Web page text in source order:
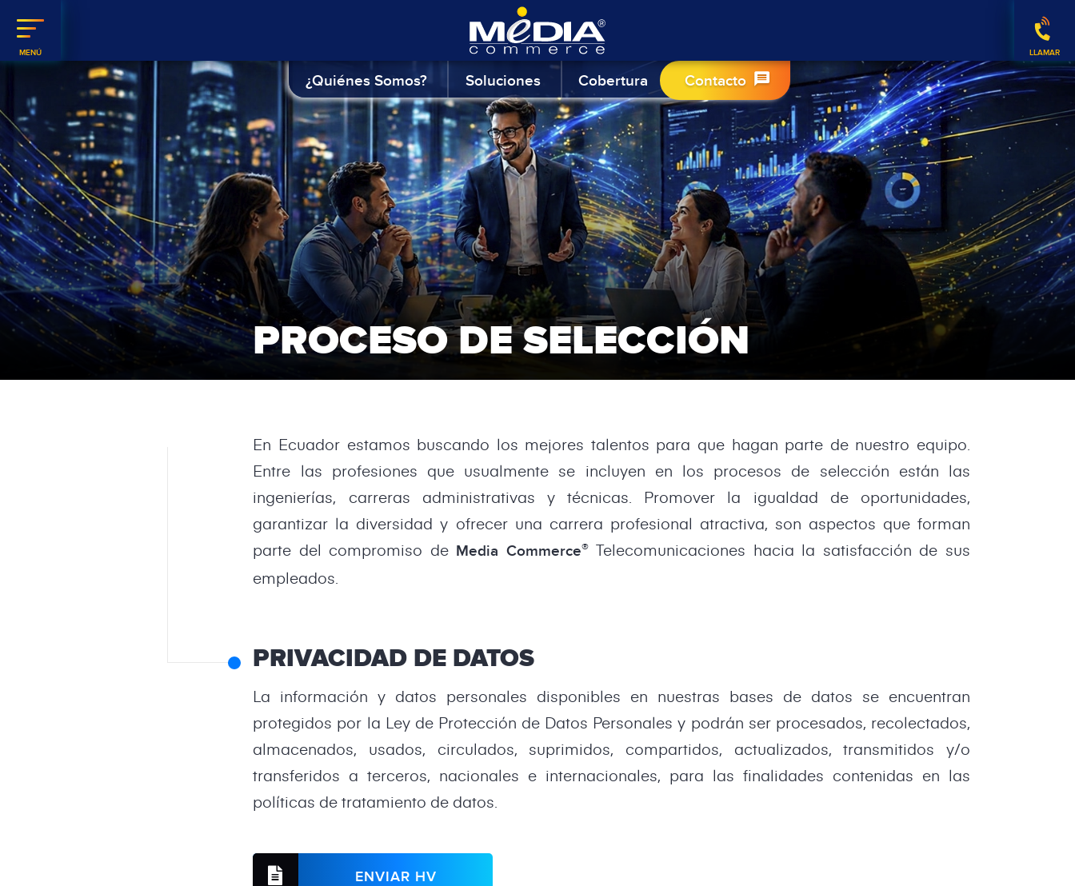
¿Quiénes Somos? Soluciones Cobertura Contacto
PROCESO DE SELECCIÓN
En Ecuador estamos buscando los mejores talentos para que hagan parte de nuestro equipo.
Entre las profesiones que usualmente se incluyen en los procesos de selección están las
ingenierías, carreras administrativas y técnicas. Promover la igualdad de oportunidades,
garantizar la diversidad y ofrecer una carrera profesional atractiva, son aspectos que forman
parte del compromiso de Media Commerce®Telecomunicaciones hacia la satisfacción de sus
empleados.
PRIVACIDAD DE DATOS
La información y datos personales disponibles en nuestras bases de datos se encuentran
protegidos por la Ley de Protección de Datos Personales y podrán ser procesados, recolectados,
almacenados, usados, circulados, suprimidos, compartidos, actualizados, transmitidos y/o
transferidos a terceros, nacionales e internacionales, para las finalidades contenidas en las
políticas de tratamiento de datos.
ENVIAR HV